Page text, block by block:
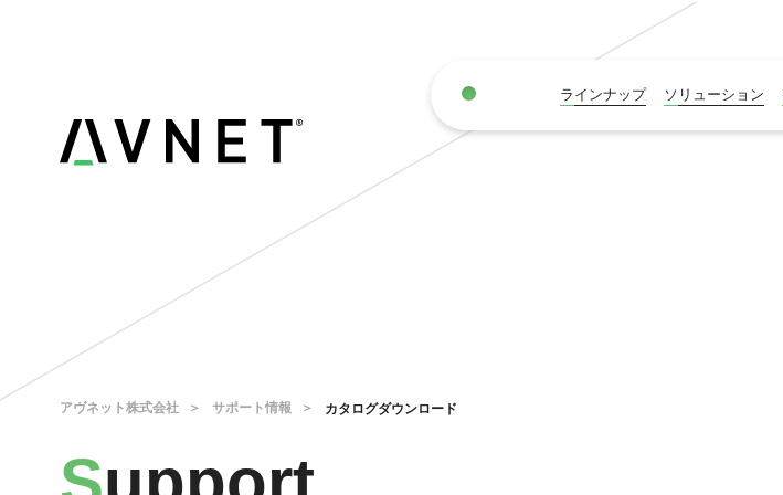
ラインナップ ソリューション
アヴネット株式会社 サポート情報 カタログダウンロード